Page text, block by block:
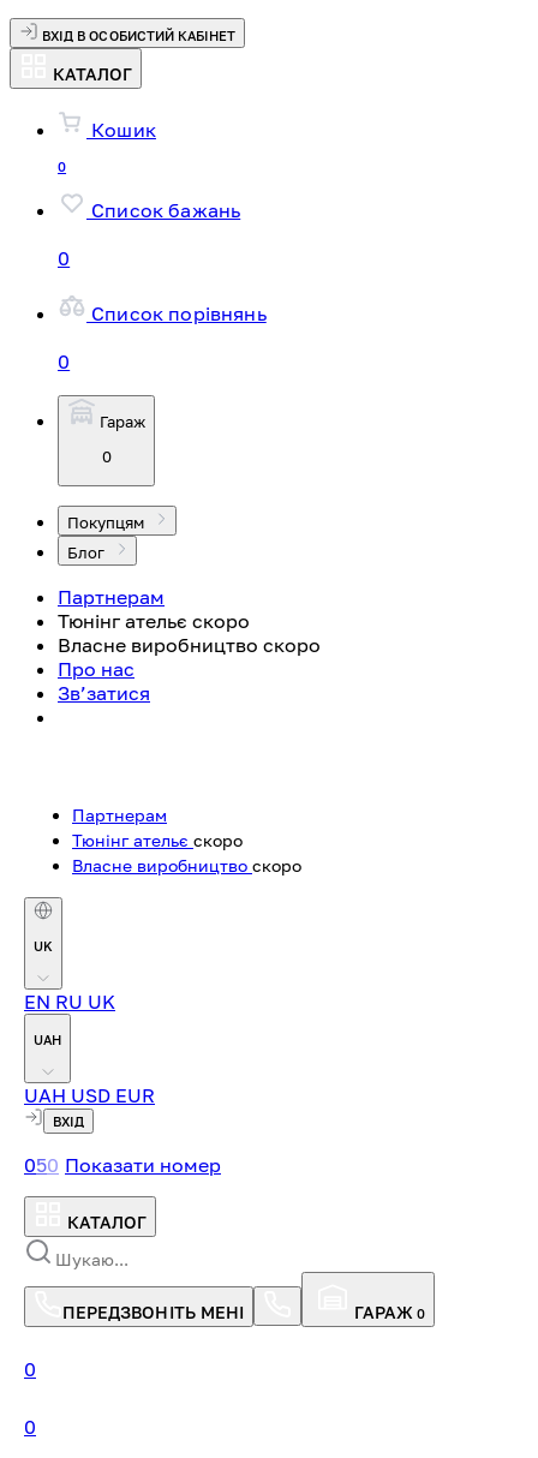
ВХІД В ОСОБИСТИЙ КАБІНЕТ
КАТАЛОГ
Кошик
0
Список бажань
0
Список порівнянь
0
Гараж
0
Покупцям
Блог
Партнерам
Тюнінг ательє скоро
Власне виробництво скоро
Про нас
Зв’затися
Партнерам
Тюнінг ательє скоро
Власне виробництво скоро
UK
EN RU UK
UAH
UAH USD EUR
ВХІД
050 Показати номер
КАТАЛОГ
ПЕРЕДЗВОНІТЬ МЕНІ ГАРАЖ 0
0
0